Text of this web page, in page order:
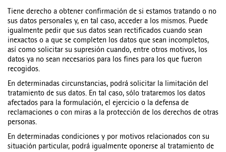
Tiene derecho a obtener confirmación de si estamos tratando o no
sus datos personales y, en tal caso, acceder a los mismos. Puede
igualmente pedir que sus datos sean rectificados cuando sean
inexactos o a que se completen los datos que sean incompletos,
así como solicitar su supresión cuando, entre otros motivos, los
datos ya no sean necesarios para los fines para los que fueron
recogidos.
En determinadas circunstancias, podrá solicitar la limitación del
tratamiento de sus datos. En tal caso, sólo trataremos los datos
afectados para la formulación, el ejercicio o la defensa de
reclamaciones o con miras a la protección de los derechos de otras
personas.
En determinadas condiciones y por motivos relacionados con su
situación particular, podrá igualmente oponerse al tratamiento de